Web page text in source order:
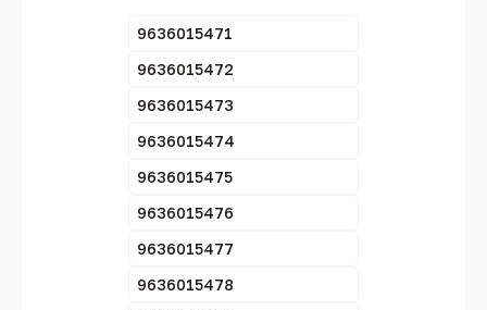
9636015471
9636015472
9636015473
9636015474
9636015475
9636015476
9636015477
9636015478